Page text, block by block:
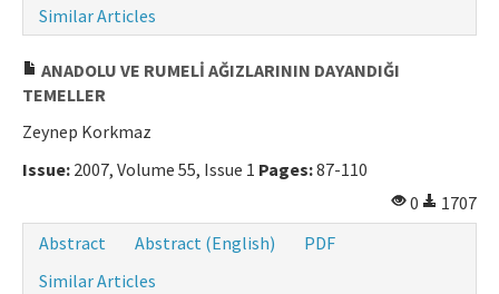
Similar Articles
ANADOLU VE RUMELİ AĞIZLARININ DAYANDIĞI
TEMELLER
Zeynep Korkmaz
Issue: 2007, Volume 55, Issue 1 Pages:87-110
0
1707
Abstract
Abstract (English)
PDF
Similar Articles